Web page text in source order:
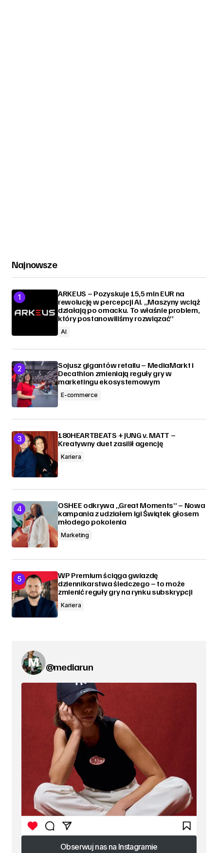
Najnowsze
ARKEUS – Pozyskuje 15,5 mln EUR na
rewolucję w percepcji AI. „Maszyny wciąż
działają po omacku. To właśnie problem,
który postanowiliśmy rozwiązać”
AI
Sojusz gigantów retailu – MediaMarkt i
Decathlon zmieniają reguły gry w
marketingu ekosystemowym
E-commerce
180HEARTBEATS + JUNG v. MATT –
Kreatywny duet zasilił agencję
Kariera
OSHEE odkrywa „Great Moments” – Nowa
kampania z udziałem Igi Świątek głosem
młodego pokolenia
Marketing
WP Premium ściąga gwiazdę
dziennikarstwa śledczego – to może
zmienić reguły gry na rynku subskrypcji
Kariera
@mediarun
Obserwuj nas na Instagramie